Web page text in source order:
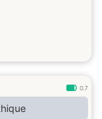
0.7